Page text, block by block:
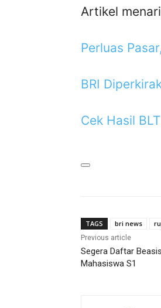
Artikel
Perluas
BRI
Cek Hasil
TAGS bri news
Previous article
Segera Daftar
Mahasiswa S1